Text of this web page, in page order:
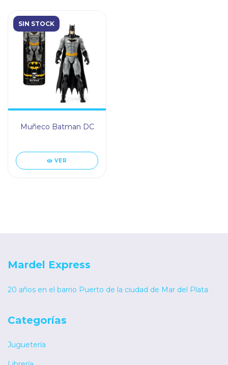
SIN STOCK
Muñeco Batman DC
VER
Mardel Express
20 años en el barrio Puerto de la ciudad de Mar del Plata
Categorías
Juguetería